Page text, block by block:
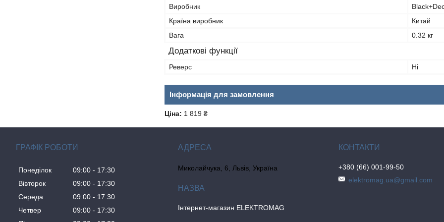
Виробник
Країна виробник
Китай
Вага
0.32 кг
Додаткові функції
Реверс Ні
Інформація для замовлення
Ціна: 1 819 ₴
ГРАФІК РОБОТИ
Понеділок 09:00
17:30
Вівторок
09:00
17:30
Середа
09:00
17:30
Четвер
09:00
17:30
Миколайчука, 6, Львів, Україна
Інтернет-магазин ELEKTROMAG
+380 (66) 001-99-50
elektromag.ua@gmail.com